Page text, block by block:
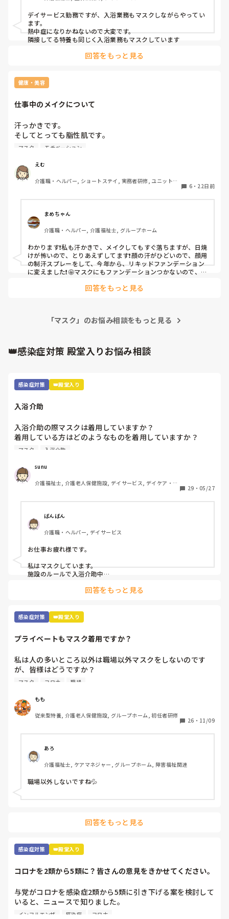
デイサービス勤務ですが、入浴業務もマスクしながらやってい
ます。
熱中症になりかねないので大変です。
隣接してる特養も同じく入浴業務もマスクしています
回答をもっと見る
健康・美容
仕事中のメイクについて
汗っかきです。
そしてとっても脂性肌です。
マスクしてても入浴介助でもある程度で構いませんので崩れ
自分のモチベの為にベースメイクは綺麗でいたいです…。
マスクもするし他は眉くらいしかしてないので…。
マスク モチベーション
えむ
介護職・ヘルパー, ショートステイ, 実務者研修, ユニット型
6・ 22日前
まめちゃん
介護職・ヘルパー, 介護福祉士, グループホーム
わかります❗️私も汗かきで、メイクしてもすぐ落ちますが、日焼
けが怖いので、とりあえずしてます❗️顔の汗がひどいので、顔用
の制汗スプレーをして、今年から、リキッドファンデーション
に変えました❗️🤩マスクにもファンデーションつかないので、お
回答をもっと見る
「マスク」のお悩み相談をもっと見る
👑感染症対策 殿堂入りお悩み相談
感染症対策 👑殿堂入り
入浴介助
入浴介助の際マスクは着用していますか？
着用している方はどのようなものを着用していますか？
😓アドバイスください！
マスク 入浴介助
sunu
介護福祉士, 介護老人保健施設, デイサービス, デイケア・通
29 ・ 05/27
ばんばん
介護職・ヘルパー, デイサービス
お仕事お疲れ様です。
私はマスクしています。
施設のルールで入浴介助中
使い捨てのマスクなので
参考にならないかもですが、、、
気持ち少し暑さがマシな気がします。
回答をもっと見る
感染症対策 👑殿堂入り
プライベートもマスク着用ですか？
私は人の多いところ以外は職場以外マスクをしないのです
が、皆様はどうですか？
職場が近いと人の目も気になるところですが、マスクの息苦
たいんですよね、、
マスク コロナ 職場
もも
従来型特養, 介護老人保健施設, グループホーム, 初任者研修
26 ・ 11/09
あろ
介護福祉士, ケアマネジャー, グループホーム, 障害福祉関連
職場以外しないですね💦
回答をもっと見る
感染症対策 👑殿堂入り
コロナを2類から5類に？皆さんの意見をきかせてください。
与党がコロナを感染症2類から5類に引き下げる案を検討して
いると、ニュースで知りました。
季節性インフルエンザと同じ扱いになるということですが、
インフルエンザ 感染症 コロナ